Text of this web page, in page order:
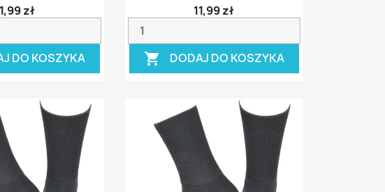
zł
DO KOSZYKA
11,99 zł
 DODAJ DO KOSZYKA